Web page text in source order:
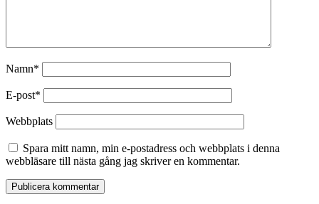
Namn*
E-post*
Webbplats
Spara mitt namn, min e-postadress och webbplats i denna
webbläsare till nästa gång jag skriver en kommentar.